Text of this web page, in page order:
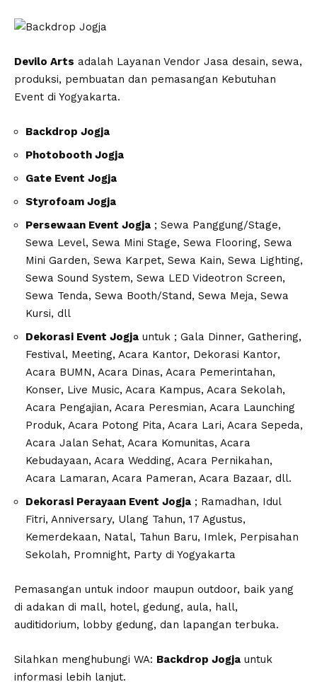
Devilo Arts adalah Layanan Vendor Jasa desain, sewa,
produksi, pembuatan dan pemasangan Kebutuhan
Event di Yogyakarta.
Backdrop Jogja
Photobooth Jogja
Gate Event Jogja
Styrofoam Jogja
Persewaan Event Jogja ; Sewa Panggung/Stage,
Sewa Level, Sewa Mini Stage, Sewa Flooring, Sewa
Mini Garden, Sewa Karpet, Sewa Kain, Sewa Lighting,
Sewa Sound System, Sewa LED Videotron Screen,
Sewa Tenda, Sewa Booth/Stand, Sewa Meja, Sewa
Kursi, dll
Dekorasi Event Jogja untuk ; Gala Dinner, Gathering,
Festival, Meeting, Acara Kantor, Dekorasi Kantor,
Acara BUMN, Acara Dinas, Acara Pemerintahan,
Konser, Live Music, Acara Kampus, Acara Sekolah,
Acara Pengajian, Acara Peresmian, Acara Launching
Produk, Acara Potong Pita, Acara Lari, Acara Sepeda,
Acara Jalan Sehat, Acara Komunitas, Acara
Kebudayaan, Acara Wedding, Acara Pernikahan,
Acara Lamaran, Acara Pameran, Acara Bazaar, dll.
Dekorasi Perayaan Event Jogja ; Ramadhan, Idul
Fitri, Anniversary, Ulang Tahun, 17 Agustus,
Kemerdekaan, Natal, Tahun Baru, Imlek, Perpisahan
Sekolah, Promnight, Party di Yogyakarta
Pemasangan untuk indoor maupun outdoor, baik yang
di adakan di mall, hotel, gedung, aula, hall,
auditidorium, lobby gedung, dan lapangan terbuka.
Silahkan menghubungi WA: Backdrop Jogja untuk
informasi lebih lanjut.